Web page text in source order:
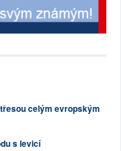
celým evropským
s levicí